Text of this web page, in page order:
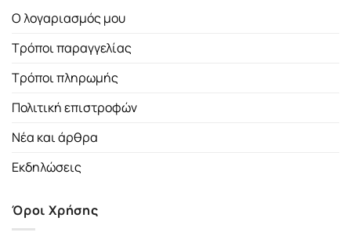
Ο λογαριασμός μου
Τρόποι παραγγελίας
Τρόποι πληρωμής
Πολιτική επιστροφών
Νέα και άρθρα
Εκδηλώσεις
Όροι Χρήσης